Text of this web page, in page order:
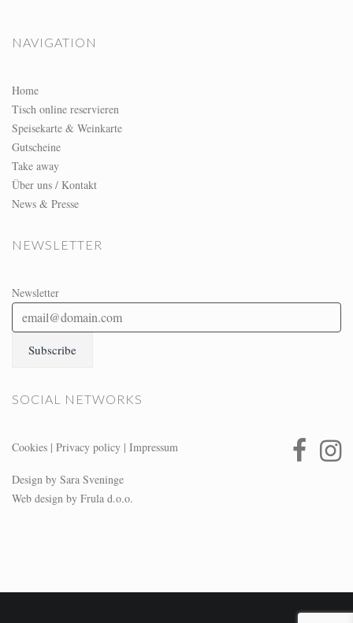
NAVIGATION
Home
Tisch online reservieren
Speisekarte & Weinkarte
Gutscheine
Take away
Über uns / Kontakt
News & Presse
NEWSLETTER
Newsletter
SOCIAL NETWORKS
Cookies | Privacy policy | Impressum
Design by Sara Sveninge
Web design by Frula d.o.o.